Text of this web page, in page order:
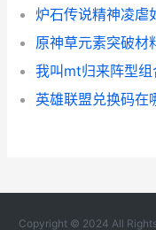
我叫mt归来阵型
英雄联盟兑换码在
Copyright © 2024 All